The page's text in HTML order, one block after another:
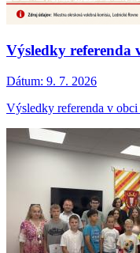
Výsledky referenda
Dátum: 9. 7. 2026
Výsledky referenda v